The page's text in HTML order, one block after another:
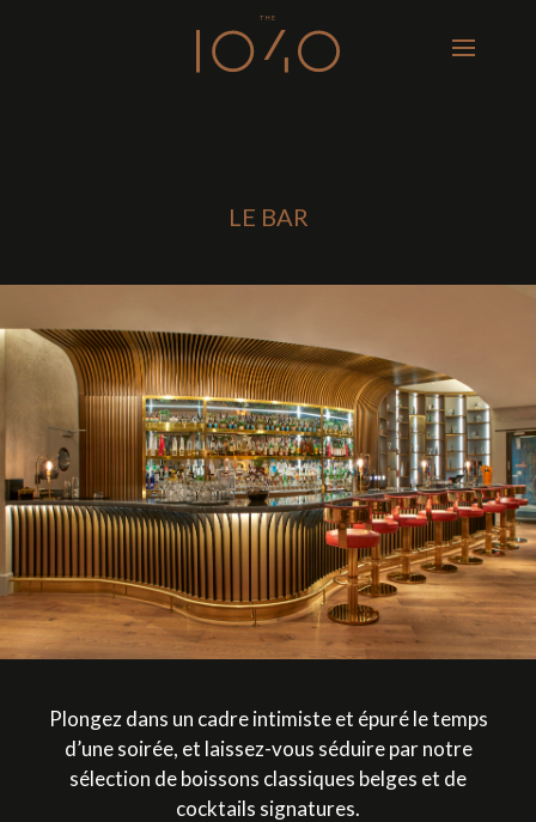
LE BAR
Plongez dans un cadre intimiste et épuré le temps
d’une soirée, et laissez-vous séduire par notre
sélection de boissons classiques belges et de
cocktails signatures.